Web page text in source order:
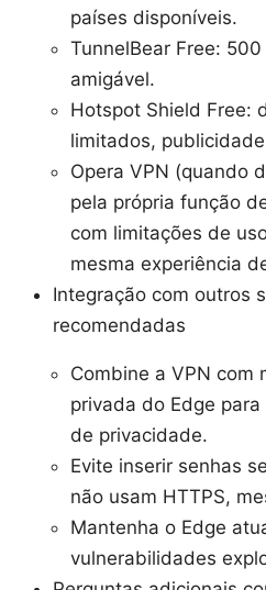
países disponíveis.
TunnelBear Free:
amigável.
Hotspot Shield Free:
limitados,
Opera VPN (quando
pela própria função
com limitações de
mesma experiência
Integração com outros
recomendadas
Combine a VPN com
privada do Edge
de privacidade.
Evite inserir senhas
não usam HTTPS,
Mantenha o Edge
vulnerabilidades